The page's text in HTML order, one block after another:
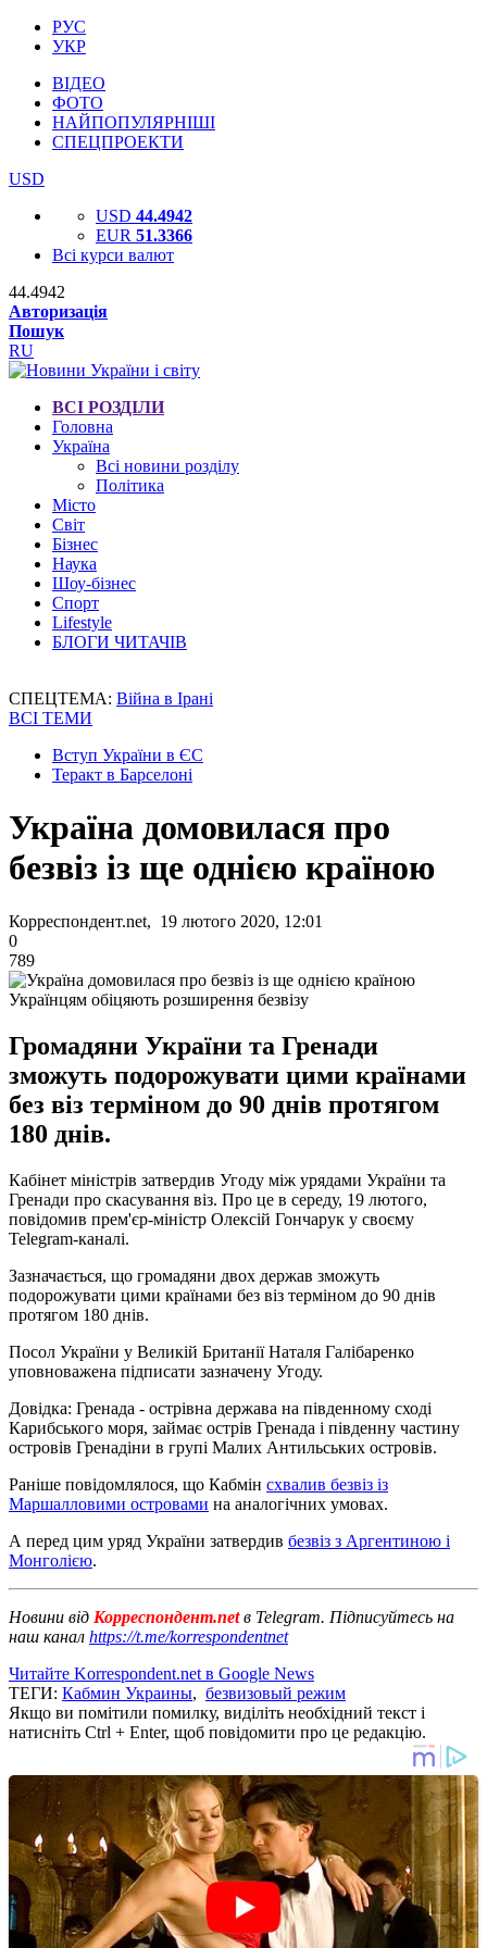
РУС
УКР
ВІДЕО
ФОТО
НАЙПОПУЛЯРНІШІ
СПЕЦПРОЕКТИ
USD
USD 44.4942
EUR 51.3366
Всі курси валют
44.4942
Авторизація
Пошук
RU
ВСІ РОЗДІЛИ
Головна
Україна
Всі новини розділу
Політика
Місто
Світ
Бізнес
Наука
Шоу-бізнес
Спорт
Lifestyle
БЛОГИ ЧИТАЧІВ
СПЕЦТЕМА: Війна в Ірані
ВСІ ТЕМИ
Вступ України в ЄС
Теракт в Барселоні
Україна домовилася про
безвіз із ще однією країною
Корреспондент.net, 19 лютого 2020, 12:01
0
789
Українцям обіцяють розширення безвізу
Громадяни України та Гренади
зможуть подорожувати цими країнами
без віз терміном до 90 днів протягом
180 днів.
Кабінет міністрів затвердив Угоду між урядами України та
Гренади про скасування віз. Про це в середу, 19 лютого,
повідомив прем'єр-міністр Олексій Гончарук у своєму
Telegram-каналі.
Зазначається, що громадяни двох держав зможуть
подорожувати цими країнами без віз терміном до 90 днів
протягом 180 днів.
Посол України у Великій Британії Наталя Галібаренко
уповноважена підписати зазначену Угоду.
Довідка: Гренада - острівна держава на південному сході
Карибського моря, займає острів Гренада і південну частину
островів Гренадіни в групі Малих Антильських островів.
Раніше повідомлялося, що Кабмін схвалив безвіз із
Маршалловими островами на аналогічних умовах.
А перед цим уряд України затвердив безвіз з Аргентиною і
Монголією.
Новини від Корреспондент.netв Telegram. Підписуйтесь на
наш канал https://t.me/korrespondentnet
Читайте Korrespondent.net в Google News
ТЕГИ: Кабмин Украины, безвизовый режим
Якщо ви помітили помилку, виділіть необхідний текст і
натисніть Ctrl + Enter, щоб повідомити про це редакцію.